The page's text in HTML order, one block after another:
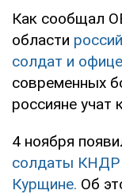
Как сообщал
области
солдат и
современных
россияне учат
4 ноября
солдаты КНДР
Курщине. Об